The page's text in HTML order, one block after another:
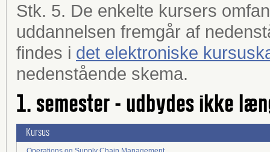
Stk. 5. De enkelte kursers
uddannelsen fremgår af
findes i det elektroniske
nedenstående skema.
1. semester - udbydes ikke
Kursus